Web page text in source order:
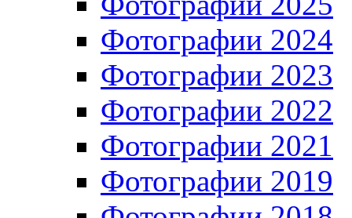
Фотографии 2024
Фотографии 2023
Фотографии 2022
Фотографии 2021
Фотографии 2019